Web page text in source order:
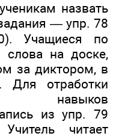
назвать
— упр. 78
Учащиеся по
слова на доске,
за диктором, в
Для отработки
навыков
из упр. 79
читает